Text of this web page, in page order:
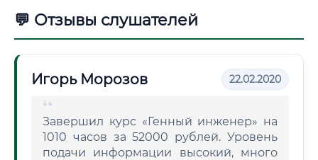
💬 Отзывы слушателей
Игорь Морозов 22.02.2020
Завершил курс «Генный инженер» на
1010 часов за 52000 рублей. Уровень
подачи информации высокий, много